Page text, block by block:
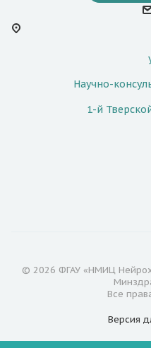
Научно-
1-й
© 2026 ФГАУ «НМИЦ
Все
Версия